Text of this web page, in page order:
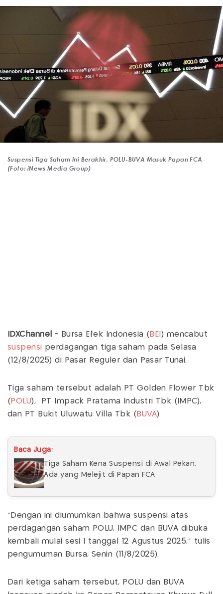
Suspensi Tiga Saham Ini Berakhir, POLU-BUVA Masuk Papan FCA
(Foto: iNews Media Group)
IDXChannel - Bursa Efek Indonesia ( BEI ) mencabut
suspensi perdagangan tiga saham pada Selasa
(12/8/2025) di Pasar Reguler dan Pasar Tunai.
Tiga saham tersebut adalah PT Golden Flower Tbk
( POLU), PT Impack Pratama Industri Tbk (IMPC),
dan PT Bukit Uluwatu Villa Tbk ( BUVA).
Baca Juga:
Tiga Saham Kena Suspensi di Awal Pekan,
Ada yang Melejit di Papan FCA
"Dengan ini diumumkan bahwa suspensi atas
perdagangan saham POLU, IMPC dan BUVA dibuka
kembali mulai sesi I tanggal 12 Agustus 2025," tulis
pengumuman Bursa, Senin (11/8/2025).
Dari ketiga saham tersebut, POLU dan BUVA